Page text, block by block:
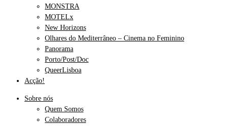
MONSTRA
MOTELx
New Horizons
Olhares do Mediterrâneo – Cinema no Feminino
Panorama
Porto/Post/Doc
QueerLisboa
Acção!
Sobre nós
Quem Somos
Colaboradores